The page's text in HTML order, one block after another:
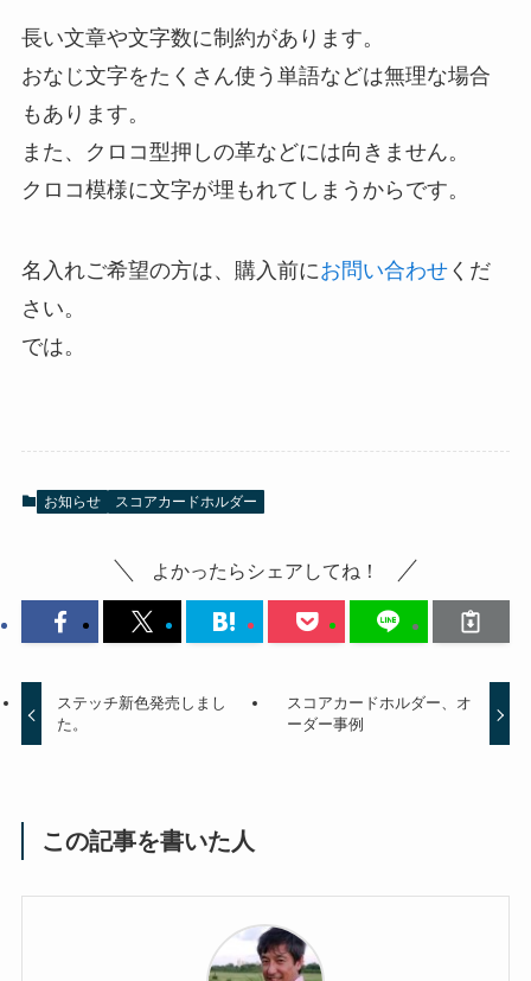
長い文章や文字数に制約があります。
おなじ文字をたくさん使う単語などは無理な場合
もあります。
また、クロコ型押しの革などには向きません。
クロコ模様に文字が埋もれてしまうからです。
名入れご希望の方は、購入前にお問い合わせくだ
さい。
では。
お知らせ スコアカードホルダー
よかったらシェアしてね！
ステッチ新色発売しまし
た。
スコアカードホルダー、オ
ーダー事例
この記事を書いた人